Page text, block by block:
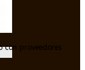
con proveedores